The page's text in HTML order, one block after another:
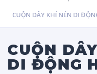
CUỘN DÂY KHÍ NÉN DI
CUỘN
DI ĐỘNG